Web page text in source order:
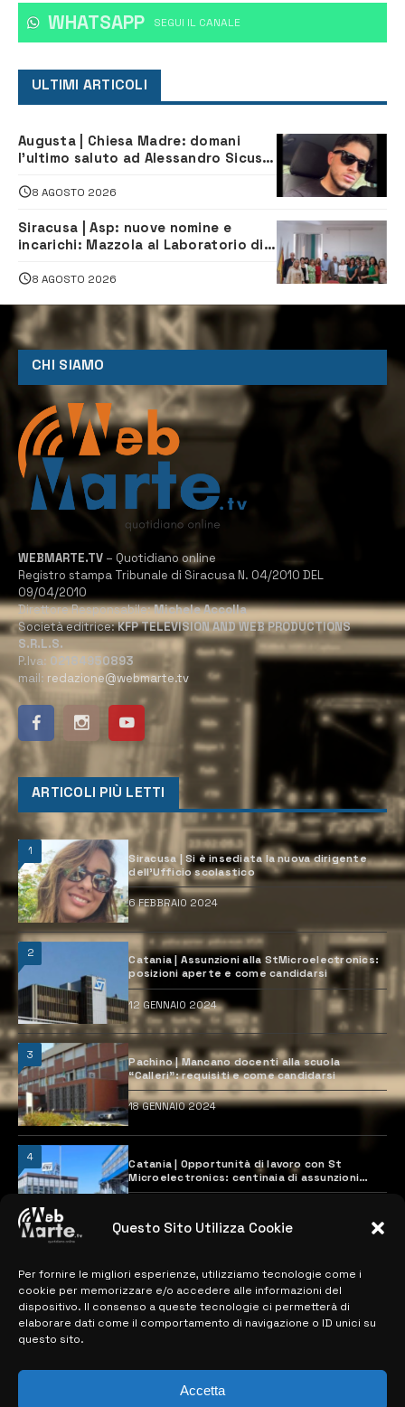
Questo Sito Utilizza Cookie
Per fornire le migliori esperienze, utilizziamo tecnologie come i
cookie per memorizzare e/o accedere alle informazioni del
dispositivo. Il consenso a queste tecnologie ci permetterà di
elaborare dati come il comportamento di navigazione o ID unici su
questo sito.
Accetta
WHATSAPP ‎SEGUI IL CANALE
ULTIMI ARTICOLI
Augusta | Chiesa Madre: domani
l’ultimo saluto ad Alessandro Sicuso,
8 AGOSTO 2026
Siracusa | Asp: nuove nomine e
incarichi: Mazzola al Laboratorio di
Servizio Legale
8 AGOSTO 2026
CHI SIAMO
WEBMARTE.TV – Quotidiano online
Registro stampa Tribunale di Siracusa N. 04/2010 DEL
09/04/2010
Direttore Responsabile:Michele Accolla
Società editrice:KFP TELEVISION AND WEB PRODUCTIONS
S.R.L.S.
P.Iva: 02184950893
mail: redazione@webmarte.tv
ARTICOLI PIÙ LETTI
1
Siracusa | Si è insediata la nuova dirigente
dell’Ufficio scolastico
6 FEBBRAIO 2024
2
Catania | Assunzioni alla StMicroelectronics:
posizioni aperte e come candidarsi
12 GENNAIO 2024
3
Pachino | Mancano docenti alla scuola
“Calleri”: requisiti e come candidarsi
18 GENNAIO 2024
4
Catania | Opportunità di lavoro con St
Microelectronics: centinaia di assunzioni
previste
MAPPA DEL SITO
> NOTIZIE